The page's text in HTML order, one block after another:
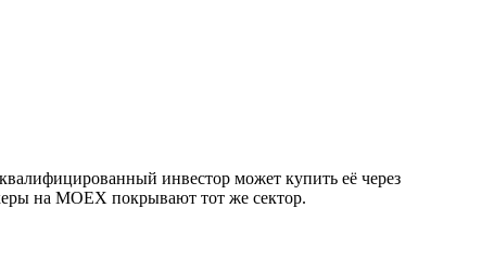
инвестор может купить её через
на MOEX покрывают тот же сектор.